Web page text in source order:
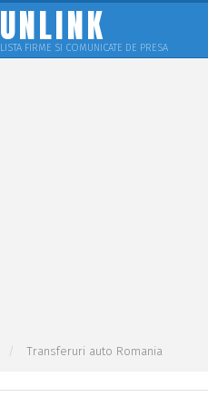
UNLINK
LISTA FIRME SI COMUNICATE DE PRESA
Transferuri auto Romania